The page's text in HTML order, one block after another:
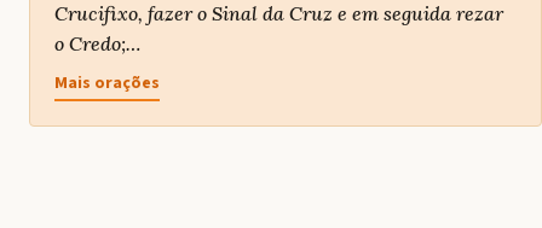
Crucifixo, fazer o Sinal da Cruz e em seguida rezar
o Credo;…
Mais orações